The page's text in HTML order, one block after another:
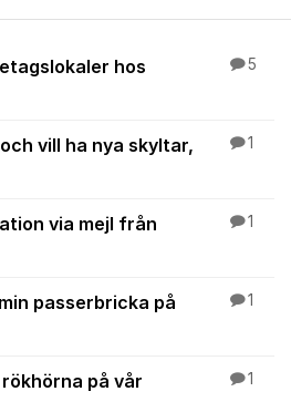
hos
5
vill ha nya skyltar,
1
via mejl från
1
passerbricka på
1
på vår
1